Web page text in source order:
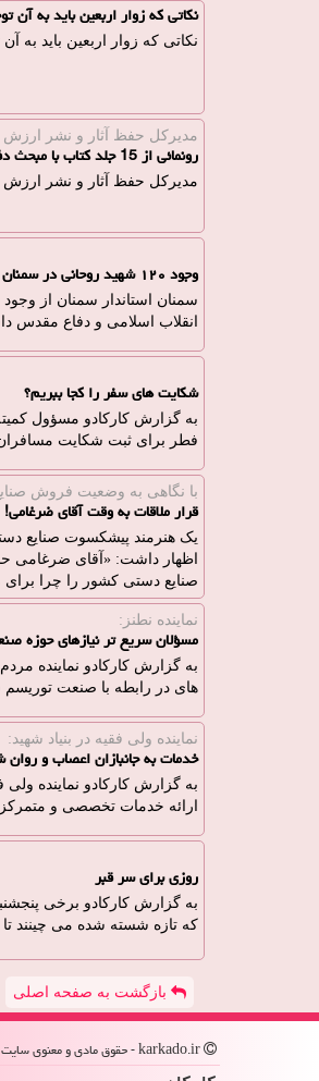
نکاتی که زوار اربعین باید به آن
نکاتی که زوار اربعین باید به
مدیركل حفظ آثار و نشر
رونمائی از 15 جلد کتاب با مبحث دفاع مقدس در لرستان
مدیركل حفظ آثار و نشر ارزش های دفاع مقدس
وجود ۱۲۰ شهید روحانی در سمنان
انقلاب اسلامی و دفاع مقدس
شکایت های سفر را کجا ببریم؟
فطر برای ثبت شکایت
با نگاهی به وضعیت فروش صنایع
قرار ملاقات به وقت آقای ضرغامی!
یک هنرمند پیشکسوت صنایع
صنایع دستی کشور را چرا برای
نماینده نطنز:
مسؤلان سریع تر نیازهای حوزه
به گزارش کارکادو نماینده
های در رابطه با صنعت
نماینده ولی فقیه در بنیاد شهید:
خدمات به جانبازان اعصاب و
به گزارش کارکادو نماینده
ارائه خدمات تخصصی و
روزی برای سر قبر
به گزارش کارکادو برخی
که تازه شسته شده می چینند تا
بازگشت به صفحه اصلی